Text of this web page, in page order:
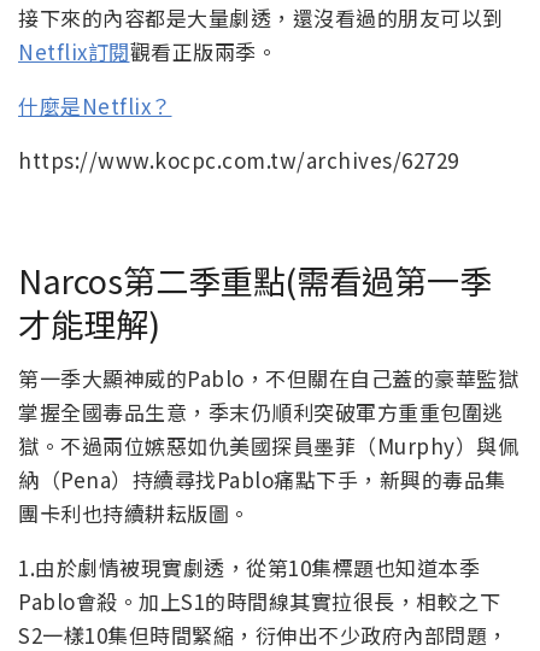
接下來的內容都是大量劇透，還沒看過的朋友可以到
Netflix訂閱觀看正版兩季。
什麼是Netflix？
https://www.kocpc.com.tw/archives/62729
Narcos第二季重點(需看過第一季
才能理解)
第一季大顯神威的Pablo，不但關在自己蓋的豪華監獄
掌握全國毒品生意，季末仍順利突破軍方重重包圍逃
獄。不過兩位嫉惡如仇美國探員墨菲（Murphy）與佩
納（Pena）持續尋找Pablo痛點下手，新興的毒品集
團卡利也持續耕耘版圖。
1.由於劇情被現實劇透，從第10集標題也知道本季
Pablo會殺。加上S1的時間線其實拉很長，相較之下
S2一樣10集但時間緊縮，衍伸出不少政府內部問題，